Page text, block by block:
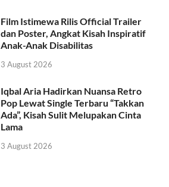
Film Istimewa Rilis Official Trailer
dan Poster, Angkat Kisah Inspiratif
Anak-Anak Disabilitas
3 August 2026
Iqbal Aria Hadirkan Nuansa Retro
Pop Lewat Single Terbaru “Takkan
Ada”, Kisah Sulit Melupakan Cinta
Lama
3 August 2026